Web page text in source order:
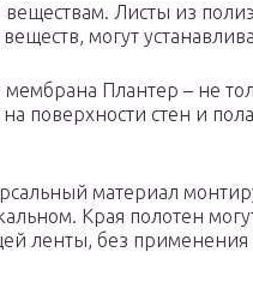
веществам. Листы из
могут
мембрана Плантер – не
поверхности стен и
материал
Края полотен
ленты, без применения